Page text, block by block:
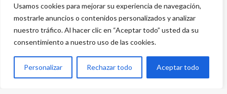
Usamos cookies para mejorar su experiencia de navegación,
mostrarle anuncios o contenidos personalizados y analizar
nuestro tráfico. Al hacer clic en “Aceptar todo” usted da su
consentimiento a nuestro uso de las cookies.
Personalizar Rechazar todo Aceptar todo